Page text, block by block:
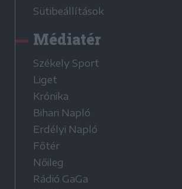
Sütibeállítások
Médiatér
Székely Sport
Liget
Krónika
Bihari Napló
Erdélyi Napló
Főtér
Nőileg
Rádió GaGa